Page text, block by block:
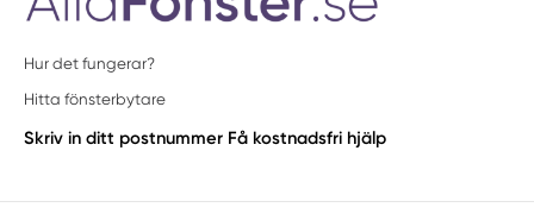
Hur det fungerar?
Hitta fönsterbytare
Skriv in ditt postnummer Få kostnadsfri hjälp